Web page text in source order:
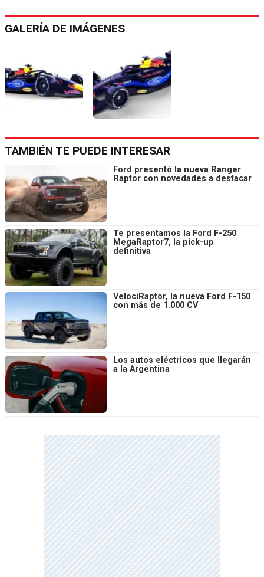
GALERÍA DE IMÁGENES
TAMBIÉN TE PUEDE INTERESAR
Ford presentó la nueva Ranger
Raptor con novedades a destacar
Te presentamos la Ford F-250
MegaRaptor7, la pick-up
definitiva
VelociRaptor, la nueva Ford F-150
con más de 1.000 CV
Los autos eléctricos que llegarán
a la Argentina